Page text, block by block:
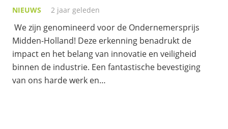
NIEUWS 2 jaar geleden
We zijn genomineerd voor de Ondernemersprijs
Midden-Holland! Deze erkenning benadrukt de
impact en het belang van innovatie en veiligheid
binnen de industrie. Een fantastische bevestiging
van ons harde werk en…